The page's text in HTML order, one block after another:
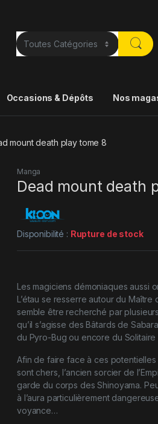
Occasions & Dépôts Nos
mount death play tome 8
Manga
Dead mount death
Disponibilité : Rupture de stock
Les magiciens démoniaques aussi
L’étau se resserre autour du
semble être recherché par
qu’il s’agisse des Bâtards de
du Pyro-Bug ou encore du Solitaire
Afin de faire face à ces
sont chers, l’ancien sorcier de
garde du corps des Shinoyama.
à l’aura particulièrement
voyance…